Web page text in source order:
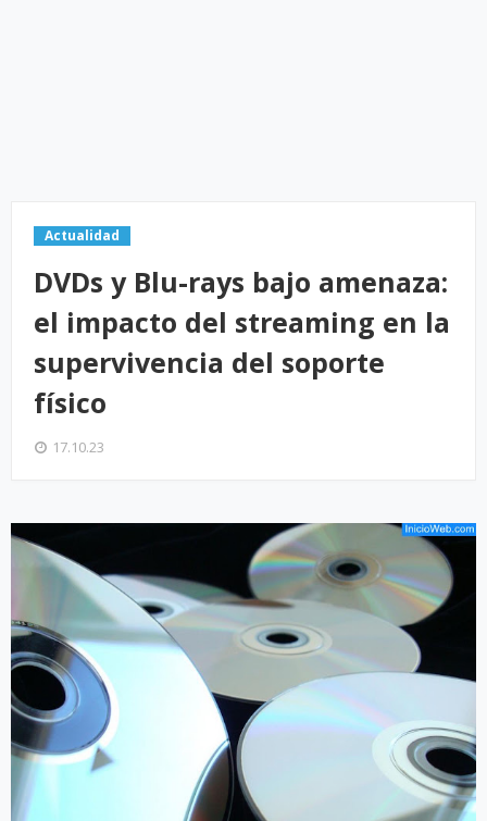
Actualidad
DVDs y Blu-rays bajo amenaza:
el impacto del streaming en la
supervivencia del soporte
físico
17.10.23